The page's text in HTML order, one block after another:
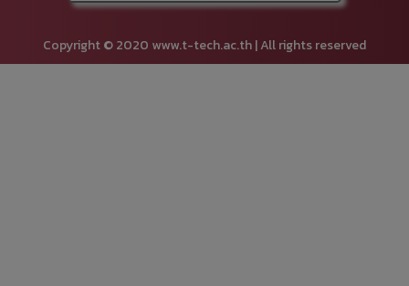
Copyright © 2020 www.t-tech.ac.th | All rights reserved